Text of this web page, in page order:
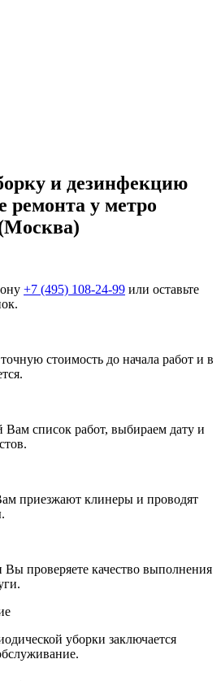
и дезинфекцию
ремонта у метро
+7 (495) 108-24-99 или оставьте
стоимость до начала работ и в
список работ, выбираем дату и
приезжают клинеры и проводят
проверяете качество выполнения
уборки заключается